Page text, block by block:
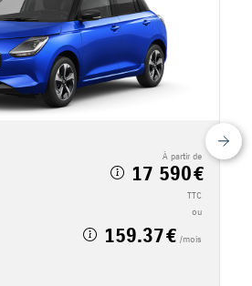
À partir de
17 590
TTC
ou
159.37 /mois